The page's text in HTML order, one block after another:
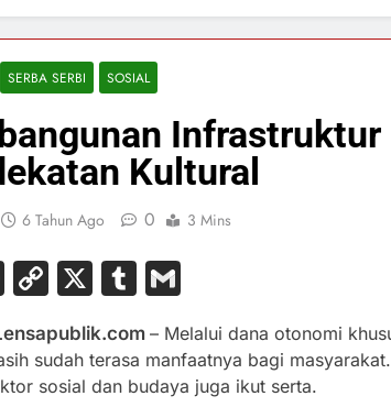
SERBA SERBI SOSIAL
Infrastruktur
Kultural
6 Tahun Ago 0 3 Mins
WhatsApp
Copy
X Tumblr
– Melalui dana otonomi
sudah terasa manfaatnya bagi
sosial dan budaya juga ikut serta.